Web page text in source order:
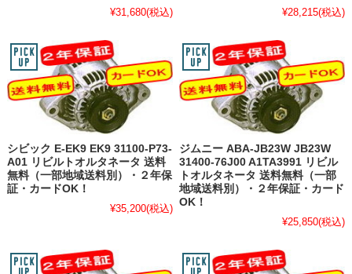
¥31,680(税込)
¥28,215(税込)
シビック E-EK9 EK9 31100-P73-
A01 リビルトオルタネータ 送料
無料（一部地域送料別）・２年保
証・カードOK！
¥35,200(税込)
ジムニー ABA-JB23W JB23W
31400-76J00 A1TA3991 リビル
トオルタネータ 送料無料（一部
地域送料別）・２年保証・カード
OK！
¥25,850(税込)